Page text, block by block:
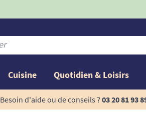
Cuisine Quotidien & Loisirs
Besoin d'aide ou de conseils ? 03 20 81 93